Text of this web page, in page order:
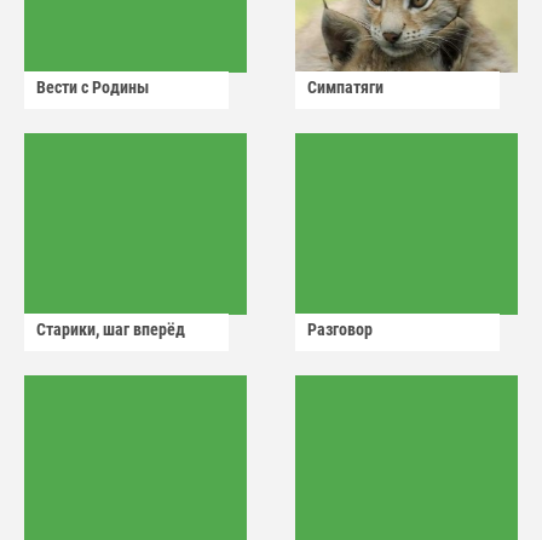
Вести с Родины Симпатяги
Старики, шаг вперёд Разговор